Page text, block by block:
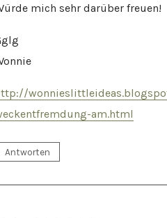
mich sehr darüber freuen!
am.html
Antworten